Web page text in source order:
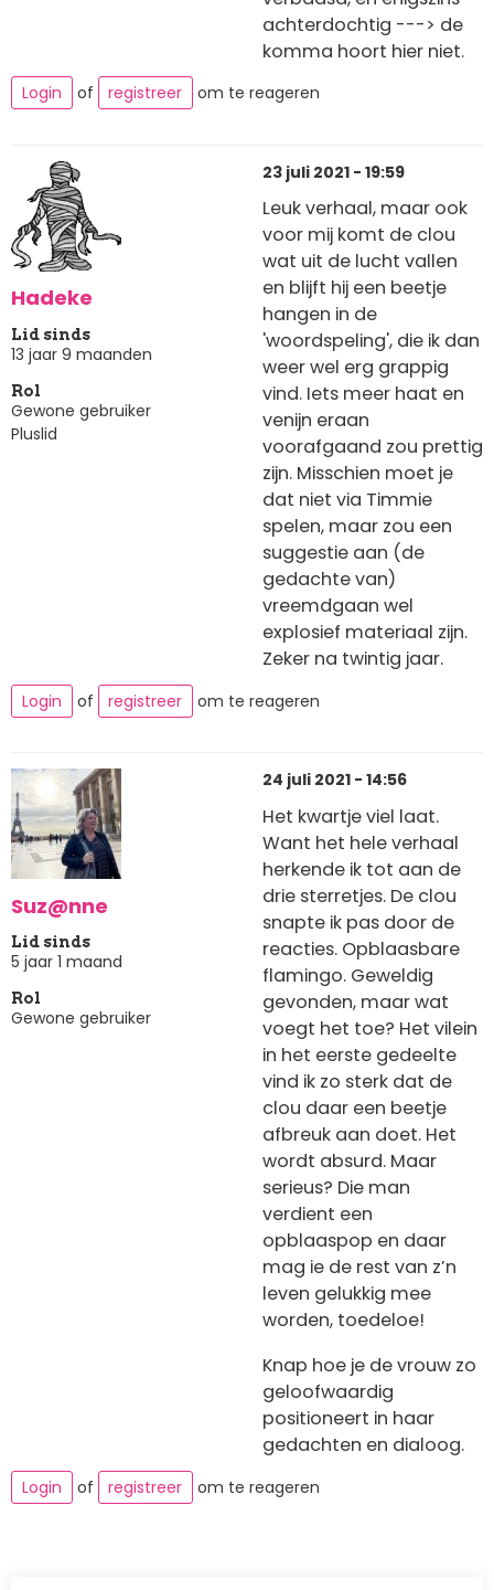
achterdochtig ---> de
komma hoort hier niet.
Login of registreer om te reageren
Hadeke
Lid sinds
13 jaar 9 maanden
Rol
Gewone gebruiker
Pluslid
23 juli 2021 - 19:59
Leuk verhaal, maar ook
voor mij komt de clou
wat uit de lucht vallen
en blijft hij een beetje
hangen in de
'woordspeling', die ik dan
weer wel erg grappig
vind. Iets meer haat en
venijn eraan
voorafgaand zou prettig
zijn. Misschien moet je
dat niet via Timmie
spelen, maar zou een
suggestie aan (de
gedachte van)
vreemdgaan wel
explosief materiaal zijn.
Zeker na twintig jaar.
Login of registreer om te reageren
Suz@nne
Lid sinds
5 jaar 1 maand
Rol
Gewone gebruiker
24 juli 2021 - 14:56
Het kwartje viel laat.
Want het hele verhaal
herkende ik tot aan de
drie sterretjes. De clou
snapte ik pas door de
reacties. Opblaasbare
flamingo. Geweldig
gevonden, maar wat
voegt het toe? Het vilein
in het eerste gedeelte
vind ik zo sterk dat de
clou daar een beetje
afbreuk aan doet. Het
wordt absurd. Maar
serieus? Die man
verdient een
opblaaspop en daar
mag ie de rest van z’n
leven gelukkig mee
worden, toedeloe!
Knap hoe je de vrouw zo
geloofwaardig
positioneert in haar
gedachten en dialoog.
Login of registreer om te reageren